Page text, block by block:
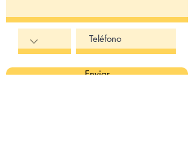
Para transferencias
internacionales usa el número
de routing: 021000021
Código Swift o IBAN:
Enviar